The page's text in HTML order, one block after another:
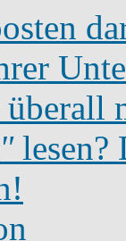
lesen?